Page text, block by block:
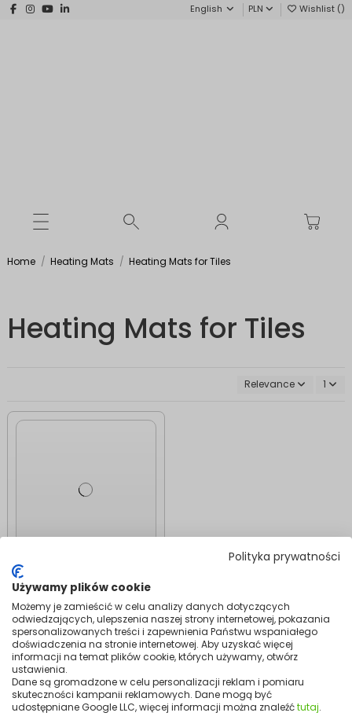
Polityka prywatności
Używamy plików cookie
Możemy je zamieścić w celu analizy danych dotyczących
odwiedzających, ulepszenia naszej strony internetowej, pokazania
spersonalizowanych treści i zapewnienia Państwu wspaniałego
doświadczenia na stronie internetowej. Aby uzyskać więcej
informacji na temat plików cookie, których używamy, otwórz
ustawienia.
Dane są gromadzone w celu personalizacji reklam i pomiaru
skuteczności kampanii reklamowych. Dane mogą być
udostępniane Google LLC, więcej informacji można znaleźćtutaj.
English PLN Wishlist ()
Home Heating Mats Heating Mats for Tiles
Heating Mats for Tiles
Relevance 1
MA-160 W/m²
Underfloor Heating
Mats | For Ceramic
Floor Heating
149.99
Add to cart
Mission Air tile heating mats stand out for their durability and high